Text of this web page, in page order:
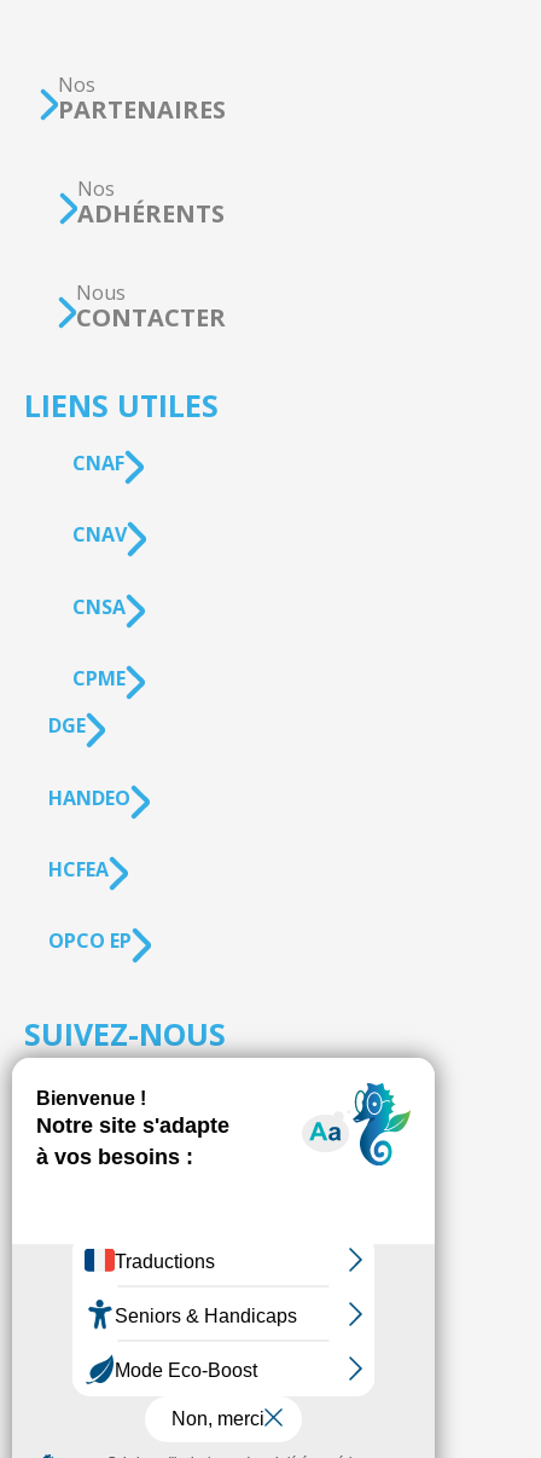
Nos
PARTENAIRES
Nos
ADHÉRENTS
Nous
CONTACTER
LIENS UTILES
CNAF
CNAV
CNSA
CPME
DGE
HANDEO
HCFEA
OPCO EP
SUIVEZ-NOUS
Fédésap © 2021
Mentions légales
Transparence